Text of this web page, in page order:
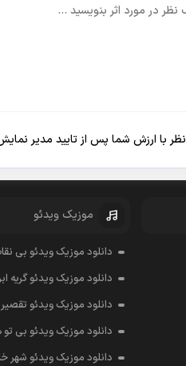
نظر با ارزش شما پس از تایید مدیر
موزیک ویدئو
دانلود موزیک ویدئو بی
دانلود موزیک ویدئو گریه
دانلود موزیک ویدئو تقصیر
دانلود موزیک ویدئو بی
دانلود موزیک ویدئو شهر